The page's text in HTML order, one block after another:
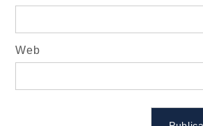
Web